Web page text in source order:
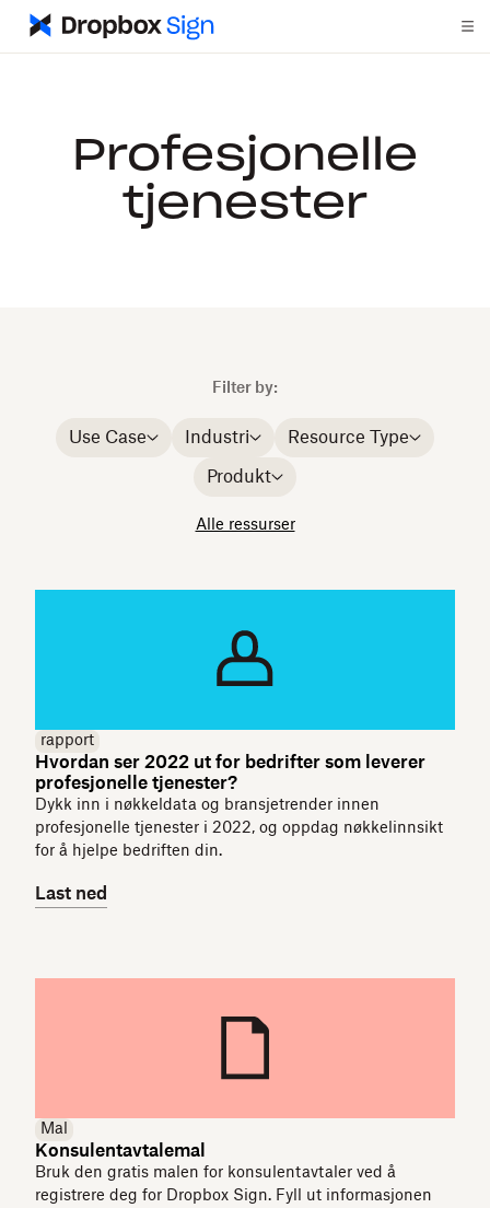
Profesjonelle
tjenester
Filter by:
Use Case Industri Resource Type
Produkt
Alle ressurser
rapport
Hvordan ser 2022 ut for bedrifter som leverer
profesjonelle tjenester?
Dykk inn i nøkkeldata og bransjetrender innen
profesjonelle tjenester i 2022, og oppdag nøkkelinnsikt
for å hjelpe bedriften din.
Last ned
Mal
Konsulentavtalemal
Bruk den gratis malen for konsulentavtaler ved å
registrere deg for Dropbox Sign. Fyll ut informasjonen